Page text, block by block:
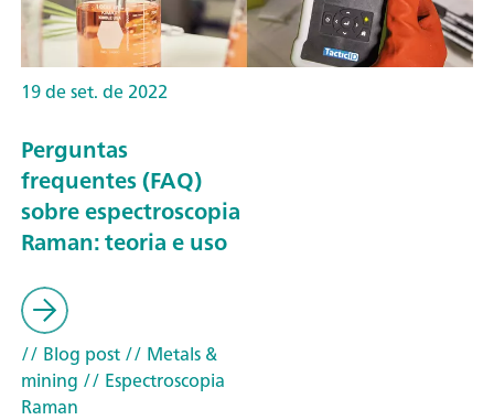
19 de set. de 2022
Perguntas
frequentes (FAQ)
sobre espectroscopia
Raman: teoria e uso
// Blog post// Metals &
mining // Espectroscopia
Raman